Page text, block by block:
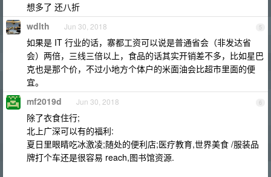
想多了 还八折
5
wdlth Jun 30, 2018
如果是 IT 行业的话，寨都工资可以说是普通省会（非发达省
会）两倍，三线三倍以上，食品的话其实开销差不多，比如星巴
克也是那个价，不过小地方个体户的米面油会比超市里面的便
宜。
6
mf2019d Jun 30, 2018
除了衣食住行;
北上广深可以有的福利:
夏日里眼睛吃冰激凌;随处的便利店;医疗教育,世界美食 /服装品
牌打个车还是很容易 reach,图书馆资源.